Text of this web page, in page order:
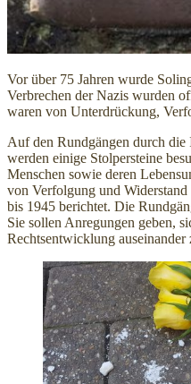
Vor über 75 Jahren wurde
Verbrechen der Nazis wurden
waren von Unterdrückung,
Auf den Rundgängen durch
werden einige Stolpersteine
Menschen sowie deren
von Verfolgung und
bis 1945 berichtet. Die
Sie sollen Anregungen geben,
Rechtsentwicklung auseinander